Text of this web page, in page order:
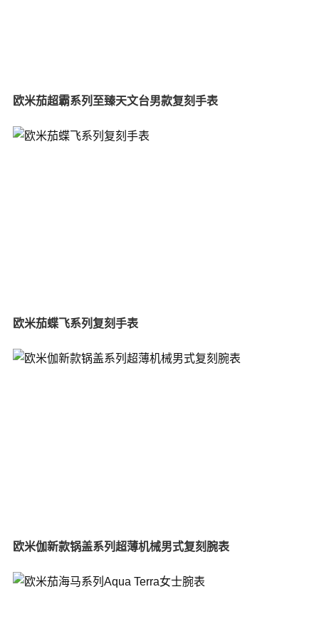
欧米茄超霸系列至臻天文台男款复刻手表
欧米茄蝶飞系列复刻手表
欧米伽新款锅盖系列超薄机械男式复刻腕表